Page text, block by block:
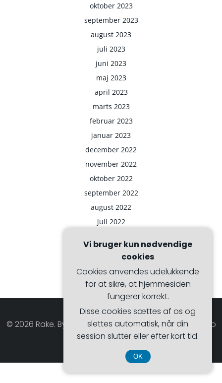
oktober 2023
september 2023
august 2023
juli 2023
juni 2023
maj 2023
april 2023
marts 2023
februar 2023
januar 2023
december 2022
november 2022
oktober 2022
september 2022
august 2022
juli 2022
© 2026 Rake. Bygget ved at bruge WordPress og Hugo
WP Theme .
Vi bruger kun nødvendige
cookies
Cookies anvendes udelukkende
for at sikre, at hjemmesiden
fungerer korrekt.
Disse cookies sættes af os og
slettes automatisk, når din
session slutter eller efter kort tid.
OK